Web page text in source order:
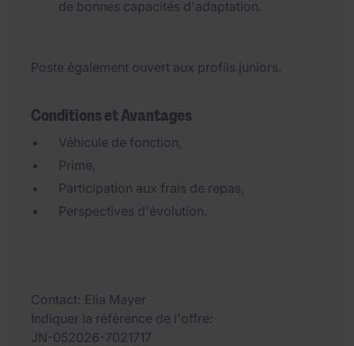
de bonnes capacités d'adaptation.
Poste également ouvert aux profils juniors.
Conditions et Avantages
Véhicule de fonction,
Prime,
Participation aux frais de repas,
Perspectives d'évolution.
Contact Elia Mayer
Indiquer la référence de l'offre
JN-052026-7021717